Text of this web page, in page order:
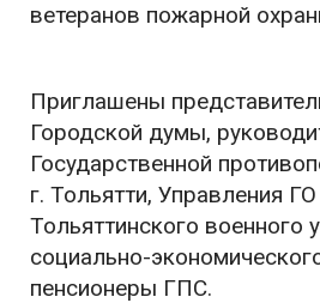
ветеранов пожарной
Приглашены
Городской думы,
Государственной
г. Тольятти, Управления
Тольяттинского военного
социально-
пенсионеры ГПС.